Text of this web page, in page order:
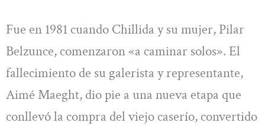
Fue en 1981 cuando Chillida y su mujer, Pilar
Belzunce, comenzaron «a caminar solos». El
fallecimiento de su galerista y representante,
Aimé Maeght, dio pie a una nueva etapa que
conllevó la compra del viejo caserío, convertido